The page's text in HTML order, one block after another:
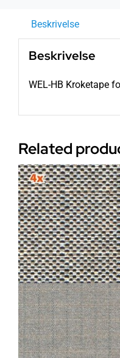
Beskrivelse
Beskrivelse
WEL-HB Kroketape
Related